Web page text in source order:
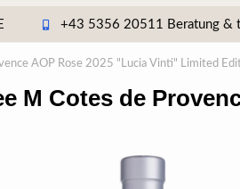
+43 5356 20511 Beratung &
AOP Rose 2025 "Lucia Vinti" Limited
M Cotes de